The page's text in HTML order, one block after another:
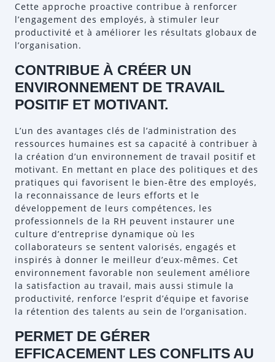
Cette approche proactive contribue à renforcer
l’engagement des employés, à stimuler leur
productivité et à améliorer les résultats globaux de
l’organisation.
CONTRIBUE À CRÉER UN
ENVIRONNEMENT DE TRAVAIL
POSITIF ET MOTIVANT.
L’un des avantages clés de l’administration des
ressources humaines est sa capacité à contribuer à
la création d’un environnement de travail positif et
motivant. En mettant en place des politiques et des
pratiques qui favorisent le bien-être des employés,
la reconnaissance de leurs efforts et le
développement de leurs compétences, les
professionnels de la RH peuvent instaurer une
culture d’entreprise dynamique où les
collaborateurs se sentent valorisés, engagés et
inspirés à donner le meilleur d’eux-mêmes. Cet
environnement favorable non seulement améliore
la satisfaction au travail, mais aussi stimule la
productivité, renforce l’esprit d’équipe et favorise
la rétention des talents au sein de l’organisation.
PERMET DE GÉRER
EFFICACEMENT LES CONFLITS AU